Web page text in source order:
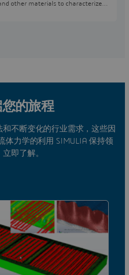
other materials to characterize
的旅程
不断变化的行业需求，这些因
体力学的利用 SIMULIA 保持领
立即了解。